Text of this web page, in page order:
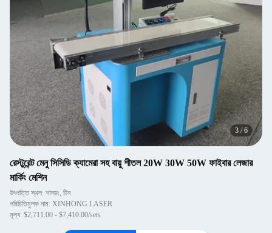
3 /6
রেস্টুরেন্ট মেনু সিসিডি ক্যামেরা সহ বায়ু শীতল 20W 30W 50W ফাইবার লেজার
মার্কিং মেশিন
উৎপত্তি স্থল: শানডং, চীন
পরিচিতিমুলক নাম: XINHONG LASER
মূল্য: $2,711.00 - $7,410.00/sets